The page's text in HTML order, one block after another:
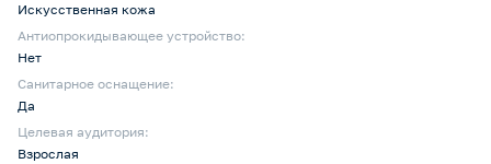
Искусственная кожа
Антиопрокидывающее устройство:
Нет
Санитарное оснащение:
Да
Целевая аудитория:
Взрослая